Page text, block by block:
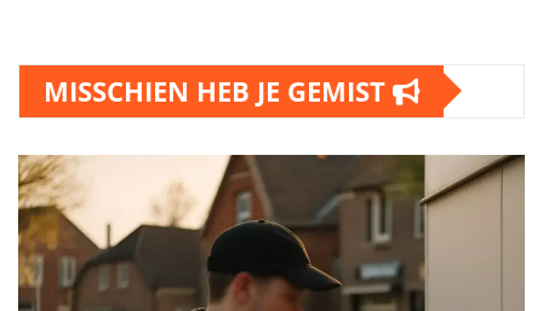
MISSCHIEN HEB JE GEMIST